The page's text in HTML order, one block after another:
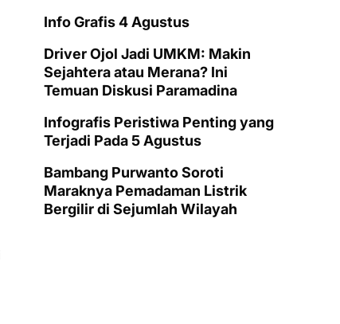
Info Grafis 4 Agustus
Driver Ojol Jadi UMKM: Makin
Sejahtera atau Merana? Ini
Temuan Diskusi Paramadina
Infografis Peristiwa Penting yang
Terjadi Pada 5 Agustus
Bambang Purwanto Soroti
Maraknya Pemadaman Listrik
Bergilir di Sejumlah Wilayah